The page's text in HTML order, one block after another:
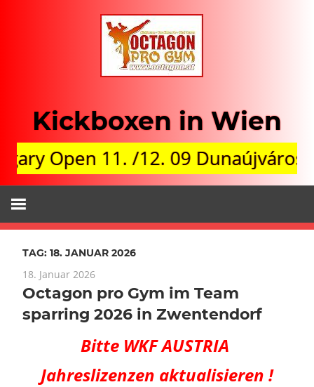
Kickboxen in Wien
Open 11. /12. 09 Dunaújváros
Octagon
Pro
Gym
TAG: 18. JANUAR 2026
18. Januar 2026
Octagon pro Gym im Team
sparring 2026 in Zwentendorf
Bitte WKF AUSTRIA
Jahreslizenzen aktualisieren !